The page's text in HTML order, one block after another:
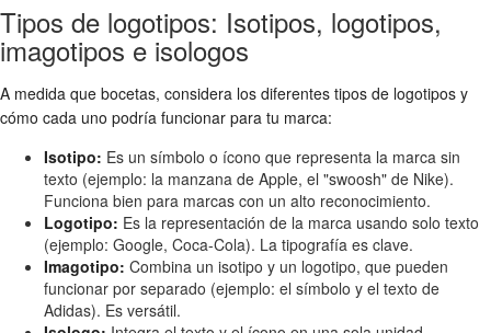
Tipos de logotipos: Isotipos, logotipos,
imagotipos e isologos
A medida que bocetas, considera los diferentes tipos de logotipos y
cómo cada uno podría funcionar para tu marca:
Isotipo: Es un símbolo o ícono que representa la marca sin
texto (ejemplo: la manzana de Apple, el "swoosh" de Nike).
Funciona bien para marcas con un alto reconocimiento.
Logotipo: Es la representación de la marca usando solo texto
(ejemplo: Google, Coca-Cola). La tipografía es clave.
Imagotipo: Combina un isotipo y un logotipo, que pueden
funcionar por separado (ejemplo: el símbolo y el texto de
Adidas). Es versátil.